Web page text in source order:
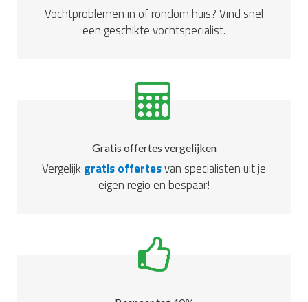
Vochtproblemen in of rondom huis? Vind snel
een geschikte vochtspecialist.
Gratis offertes vergelijken
Vergelijk gratis offertesvan specialisten uit je
eigen regio en bespaar!